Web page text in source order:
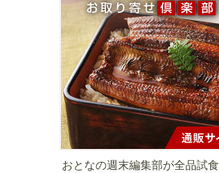
おとなの週末編集部が全品試